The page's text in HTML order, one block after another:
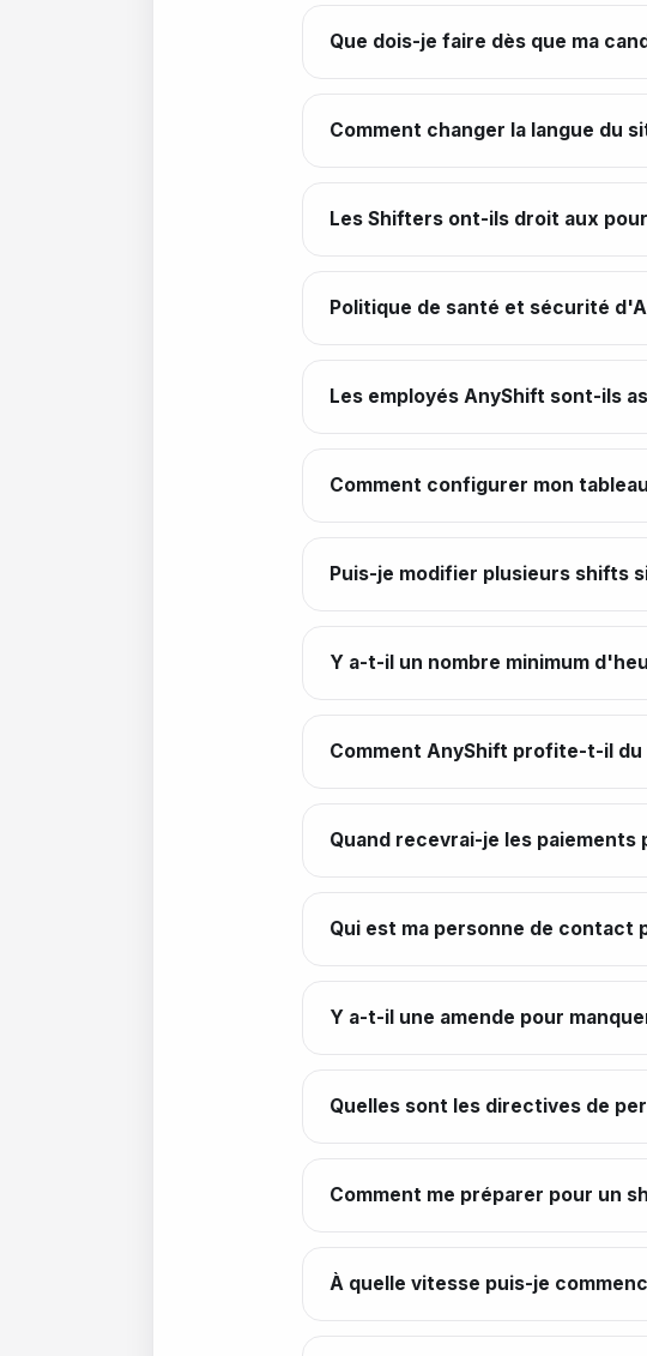
Que dois-je faire dès que ma
Comment changer la langue du
Les Shifters ont-ils droit aux
Politique de santé et sécurité
Les employés AnyShift sont-ils
Comment configurer mon
Puis-je modifier plusieurs shifts
Y a-t-il un nombre minimum
Comment AnyShift profite-t-il du
Quand recevrai-je les
Qui est ma personne de contact
Y a-t-il une amende pour
Quelles sont les directives de
Comment me préparer pour un
À quelle vitesse puis-je